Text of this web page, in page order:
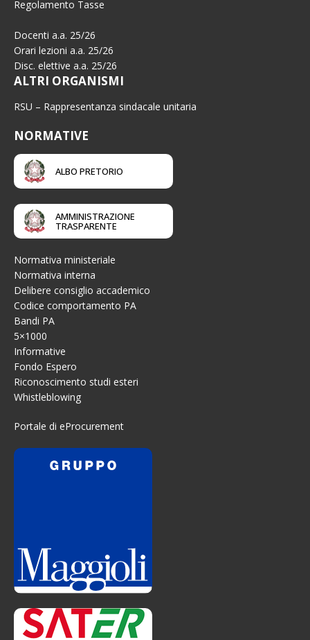
Regolamento Tasse
Docenti a.a. 25/26
Orari lezioni a.a. 25/26
Disc. elettive a.a. 25/26
ALTRI ORGANISMI
RSU – Rappresentanza sindacale unitaria
NORMATIVE
ALBO PRETORIO
AMMINISTRAZIONE
TRASPARENTE
Normativa ministeriale
Normativa interna
Delibere consiglio accademico
Codice comportamento PA
Bandi PA
5×1000
Informative
Fondo Espero
Riconoscimento studi esteri
Whistleblowing
Portale di eProcurement